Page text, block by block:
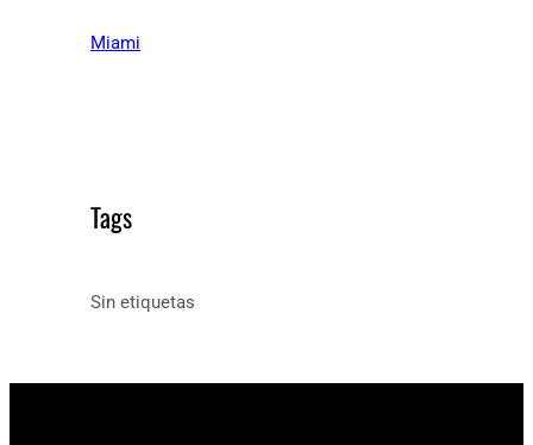
Miami
Tags
Sin etiquetas